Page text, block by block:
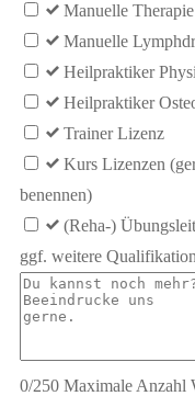
Manuelle Therapie
Manuelle
Heilpraktiker
Heilpraktiker
Trainer Lizenz
Kurs Lizenzen
benennen)
(Reha-)
ggf. weitere
0/250 Maximale Anzahl